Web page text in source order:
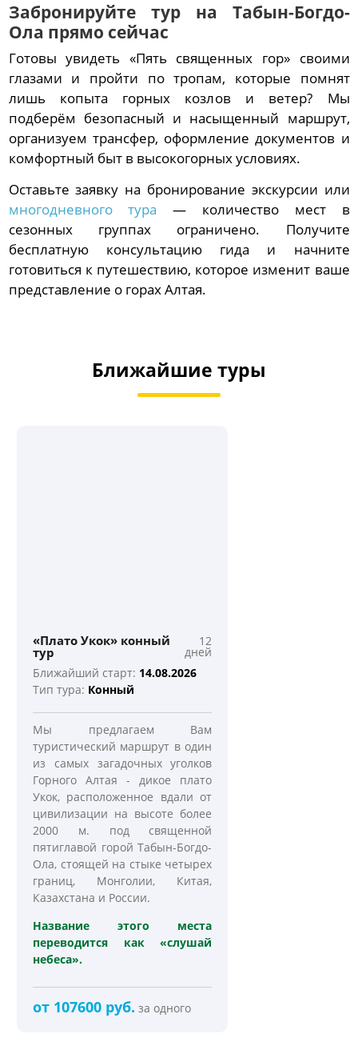
Забронируйте тур на Табын-Богдо-
Ола прямо сейчас
Готовы увидеть «Пять священных гор» своими
глазами и пройти по тропам, которые помнят
лишь копыта горных козлов и ветер? Мы
подберём безопасный и насыщенный маршрут,
организуем трансфер, оформление документов и
комфортный быт в высокогорных условиях.
Оставьте заявку на бронирование экскурсии или
многодневного тура — количество мест в
сезонных группах ограничено. Получите
бесплатную консультацию гида и начните
готовиться к путешествию, которое изменит ваше
представление о горах Алтая.
Ближайшие туры
«Плато Укок» конный
тур
12
дней
Ближайший старт: 14.08.2026
Тип тура: Конный
Мы предлагаем Вам
туристический маршрут в один
из самых загадочных уголков
Горного Алтая - дикое плато
Укок, расположенное вдали от
цивилизации на высоте более
2000 м. под священной
пятиглавой горой Табын-Богдо-
Ола, стоящей на стыке четырех
границ, Монголии, Китая,
Казахстана и России.
Название этого места
переводится как «слушай
небеса».
от 107600 руб. за одного